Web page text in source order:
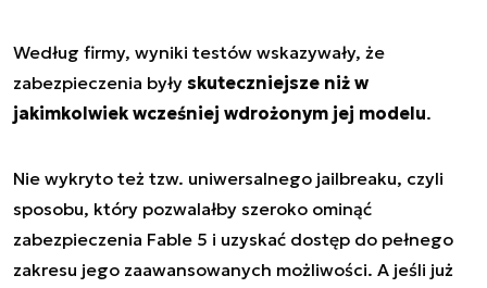
Według firmy, wyniki testów wskazywały, że
zabezpieczenia były skuteczniejsze niż w
jakimkolwiek wcześniej wdrożonym jej modelu.
Nie wykryto też tzw. uniwersalnego jailbreaku, czyli
sposobu, który pozwalałby szeroko ominąć
zabezpieczenia Fable 5 i uzyskać dostęp do pełnego
zakresu jego zaawansowanych możliwości. A jeśli już